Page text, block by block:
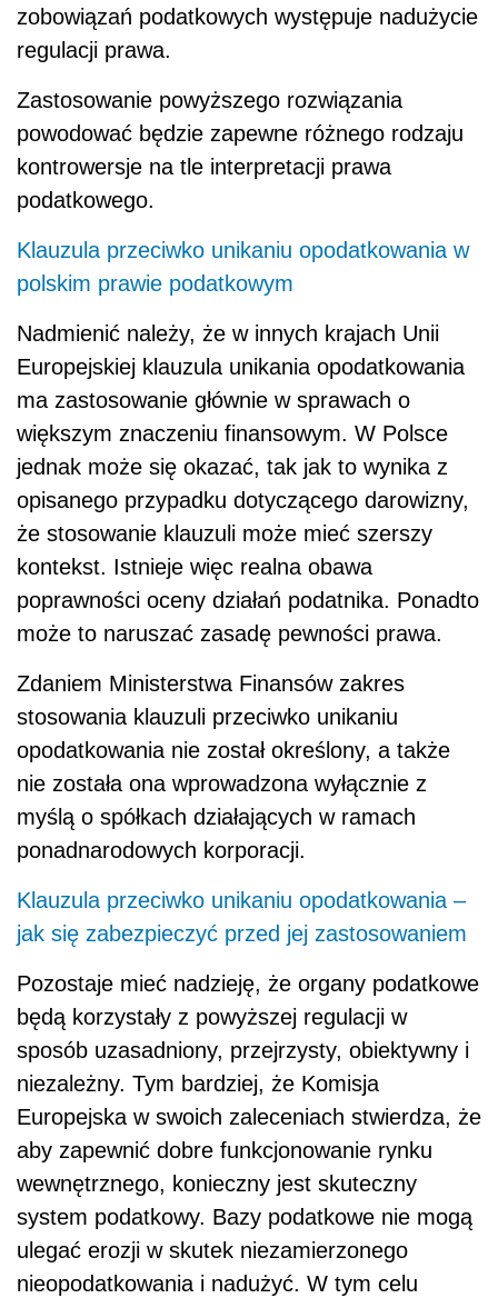
zobowiązań podatkowych występuje nadużycie
regulacji prawa.
Zastosowanie powyższego rozwiązania
powodować będzie zapewne różnego rodzaju
kontrowersje na tle interpretacji prawa
podatkowego.
Klauzula przeciwko unikaniu opodatkowania w
polskim prawie podatkowym
Nadmienić należy, że w innych krajach Unii
Europejskiej klauzula unikania opodatkowania
ma zastosowanie głównie w sprawach o
większym znaczeniu finansowym. W Polsce
jednak może się okazać, tak jak to wynika z
opisanego przypadku dotyczącego darowizny,
że stosowanie klauzuli może mieć szerszy
kontekst. Istnieje więc realna obawa
poprawności oceny działań podatnika. Ponadto
może to naruszać zasadę pewności prawa.
Zdaniem Ministerstwa Finansów zakres
stosowania klauzuli przeciwko unikaniu
opodatkowania nie został określony, a także
nie została ona wprowadzona wyłącznie z
myślą o spółkach działających w ramach
ponadnarodowych korporacji.
Klauzula przeciwko unikaniu opodatkowania –
jak się zabezpieczyć przed jej zastosowaniem
Pozostaje mieć nadzieję, że organy podatkowe
będą korzystały z powyższej regulacji w
sposób uzasadniony, przejrzysty, obiektywny i
niezależny. Tym bardziej, że Komisja
Europejska w swoich zaleceniach stwierdza, że
aby zapewnić dobre funkcjonowanie rynku
wewnętrznego, konieczny jest skuteczny
system podatkowy. Bazy podatkowe nie mogą
ulegać erozji w skutek niezamierzonego
nieopodatkowania i nadużyć. W tym celu